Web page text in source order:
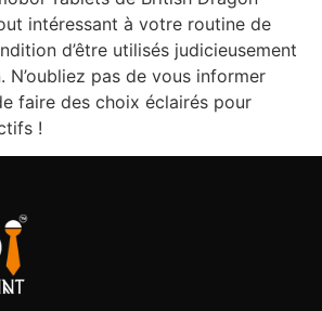
intéressant à votre routine de
d’être utilisés judicieusement
N’oubliez pas de vous informer
faire des choix éclairés pour
!